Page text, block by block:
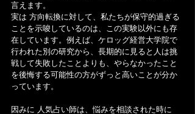
言えます。
実は 方向転換に対して、私たちが保守的過ぎる
ことを示唆しているのは、この実験以外にも存
在しています。例えば、ケロッグ経営大学院で
行われた別の研究から、長期的に見ると人は挑
戦して失敗したことよりも、やらなかったこと
を後悔する可能性の方がずっと高いことが分か
っています。
因みに 人気占い師は、悩みを相談された時に